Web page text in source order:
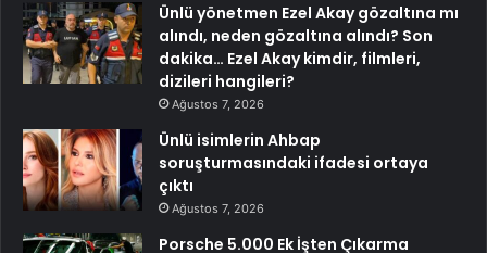
Ünlü yönetmen Ezel Akay gözaltına mı
alındı, neden gözaltına alındı? Son
dakika… Ezel Akay kimdir, filmleri,
dizileri hangileri?
Ağustos 7, 2026
Ünlü isimlerin Ahbap
soruşturmasındaki ifadesi ortaya
çıktı
Ağustos 7, 2026
Porsche 5.000 Ek İşten Çıkarma